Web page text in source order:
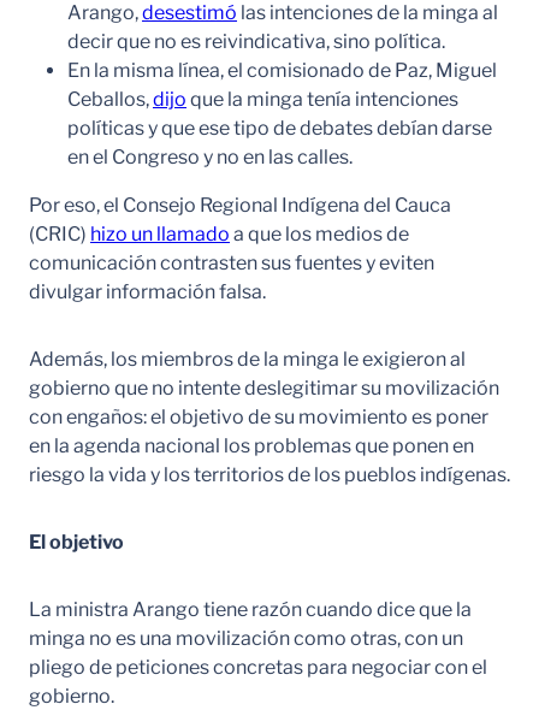
Arango,desestimó las intenciones de la minga al
decir que no es reivindicativa, sino política.
En la misma línea, el comisionado de Paz, Miguel
Ceballos,dijo que la minga tenía intenciones
políticas y que ese tipo de debates debían darse
en el Congreso y no en las calles.
Por eso, el Consejo Regional Indígena del Cauca
(CRIC) hizo un llamado a que los medios de
comunicación contrasten sus fuentes y eviten
divulgar información falsa.
Además, los miembros de la minga le exigieron al
gobierno que no intente deslegitimar su movilización
con engaños: el objetivo de su movimiento es poner
en la agenda nacional los problemas que ponen en
riesgo la vida y los territorios de los pueblos indígenas.
El objetivo
La ministra Arango tiene razón cuando dice que la
minga no es una movilización como otras, con un
pliego de peticiones concretas para negociar con el
gobierno.